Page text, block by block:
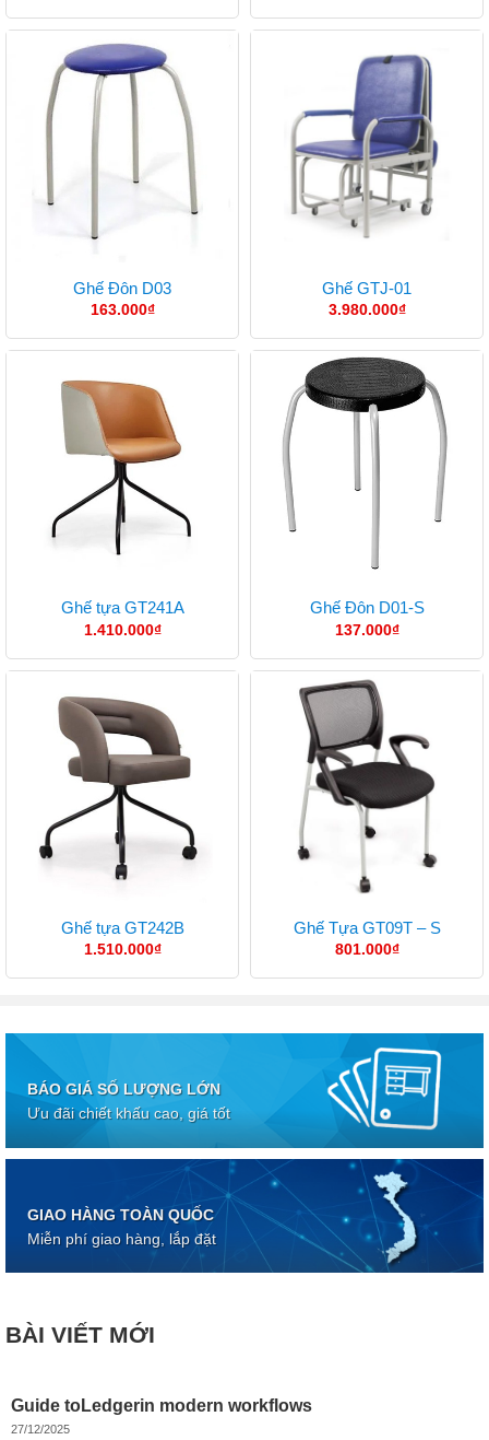
Ghế Đôn D03
163.000₫
Ghế GTJ-01
3.980.000₫
Ghế tựa GT241A
1.410.000₫
Ghế Đôn D01-S
137.000₫
Ghế tựa GT242B
1.510.000₫
Ghế Tựa GT09T – S
801.000₫
BÁO GIÁ SỐ LƯỢNG LỚN
Ưu đãi chiết khấu cao, giá tốt
GIAO HÀNG TOÀN QUỐC
Miễn phí giao hàng, lắp đặt
BÀI VIẾT MỚI
Guide toLedgerin modern workflows
27/12/2025